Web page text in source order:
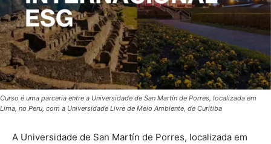
Curso é uma parceria entre a Universidade de San Martín de Porres, localizada em
Lima, no Peru, com a Universidade Livre de Meio Ambiente, de Curitiba
A Universidade de San Martín de Porres, localizada em